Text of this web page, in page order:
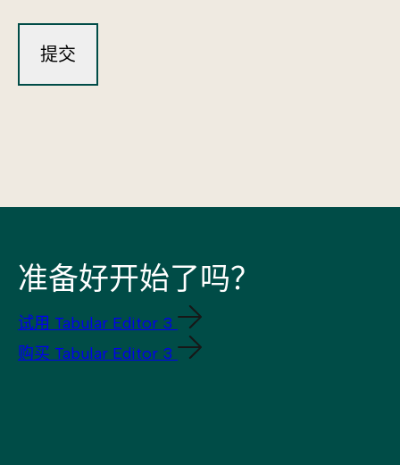
准备好开始了吗？
试用 Tabular Editor 3
购买 Tabular Editor 3